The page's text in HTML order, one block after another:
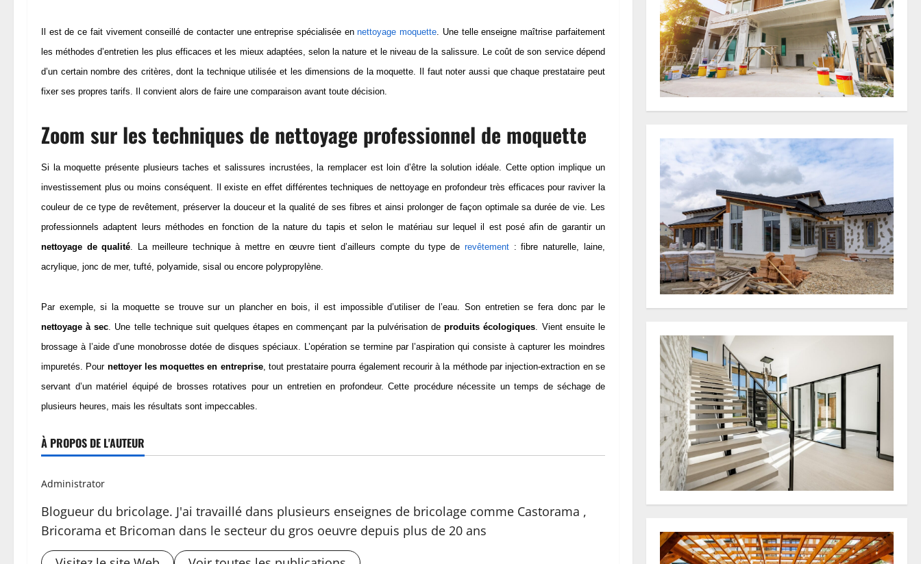
Il est de ce fait vivement conseillé de contacter une entreprise spécialisée ennettoyage moquette. Une telle enseigne maîtrise parfaitement
les méthodes d’entretien les plus efficaces et les mieux adaptées, selon la nature et le niveau de la salissure. Le coût de son service dépend
d’un certain nombre des critères, dont la technique utilisée et les dimensions de la moquette. Il faut noter aussi que chaque prestataire peut
fixer ses propres tarifs. Il convient alors de faire une comparaison avant toute décision.
Zoom sur les techniques de nettoyage professionnel de moquette
Si la moquette présente plusieurs taches et salissures incrustées, la remplacer est loin d’être la solution idéale. Cette option implique un
investissement plus ou moins conséquent. Il existe en effet différentes techniques de nettoyage en profondeur très efficaces pour raviver la
couleur de ce type de revêtement, préserver la douceur et la qualité de ses fibres et ainsi prolonger de façon optimale sa durée de vie. Les
professionnels adaptent leurs méthodes en fonction de la nature du tapis et selon le matériau sur lequel il est posé afin de garantir un
nettoyage de qualité. La meilleure technique à mettre en œuvre tient d’ailleurs compte du type de revêtement: fibre naturelle, laine,
acrylique, jonc de mer, tufté, polyamide, sisal ou encore polypropylène.
Par exemple, si la moquette se trouve sur un plancher en bois, il est impossible d’utiliser de l’eau. Son entretien se fera donc par le
nettoyage à sec. Une telle technique suit quelques étapes en commençant par la pulvérisation deproduits écologiques. Vient ensuite le
brossage à l’aide d’une monobrosse dotée de disques spéciaux. L’opération se termine par l’aspiration qui consiste à capturer les moindres
impuretés. Pour nettoyer les moquettes en entreprise, tout prestataire pourra également recourir à la méthode par injection-extraction en se
servant d’un matériel équipé de brosses rotatives pour un entretien en profondeur. Cette procédure nécessite un temps de séchage de
plusieurs heures, mais les résultats sont impeccables.
À PROPOS DE L'AUTEUR
Administrator
Blogueur du bricolage. J'ai travaillé dans plusieurs enseignes de bricolage comme Castorama ,
Bricorama et Bricoman dans le secteur du gros oeuvre depuis plus de 20 ans